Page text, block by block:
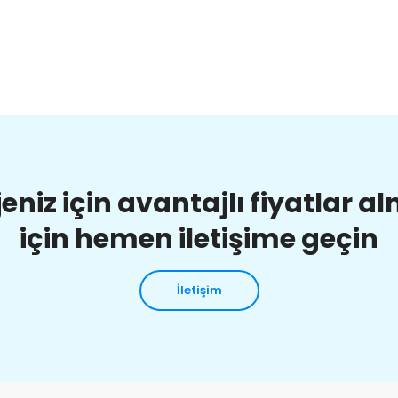
için avantajlı fiyatlar
için hemen iletişime geçin
İletişim